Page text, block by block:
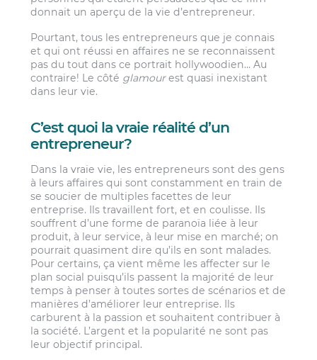
donnait un aperçu de la vie d’entrepreneur.
Pourtant, tous les entrepreneurs que je connais
et qui ont réussi en affaires ne se reconnaissent
pas du tout dans ce portrait hollywoodien… Au
contraire! Le côté glamourest quasi inexistant
dans leur vie.
C’est quoi la vraie réalité d’un
entrepreneur?
Dans la vraie vie, les entrepreneurs sont des gens
à leurs affaires qui sont constamment en train de
se soucier de multiples facettes de leur
entreprise. Ils travaillent fort, et en coulisse. Ils
souffrent d’une forme de paranoïa liée à leur
produit, à leur service, à leur mise en marché; on
pourrait quasiment dire qu’ils en sont malades.
Pour certains, ça vient même les affecter sur le
plan social puisqu’ils passent la majorité de leur
temps à penser à toutes sortes de scénarios et de
manières d’améliorer leur entreprise. Ils
carburent à la passion et souhaitent contribuer à
la société. L’argent et la popularité ne sont pas
leur objectif principal.